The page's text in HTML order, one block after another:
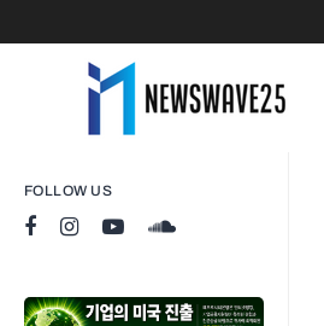
FOLLOW US